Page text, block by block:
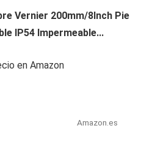
Vernier 200mm/8Inch Pie
IP54 Impermeable...
en Amazon
Amazon.es